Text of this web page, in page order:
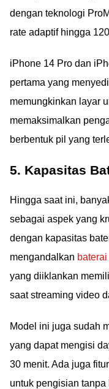
dengan teknologi
rate adaptif hingga
iPhone 14 Pro dan
pertama yang
memungkinkan layar
memaksimalkan
berbentuk pil yang
5. Kapasitas
Hingga saat ini,
sebagai aspek yang
dengan kapasitas
mengandalkan
yang diiklankan
saat streaming video
Model ini juga sudah
yang dapat mengisi
30 menit. Ada juga
untuk pengisian